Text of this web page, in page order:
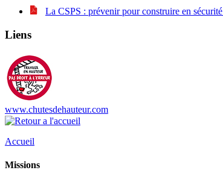
La CSPS : prévenir pour construire en sécurité
Liens
www.chutesdehauteur.com
Accueil
Missions